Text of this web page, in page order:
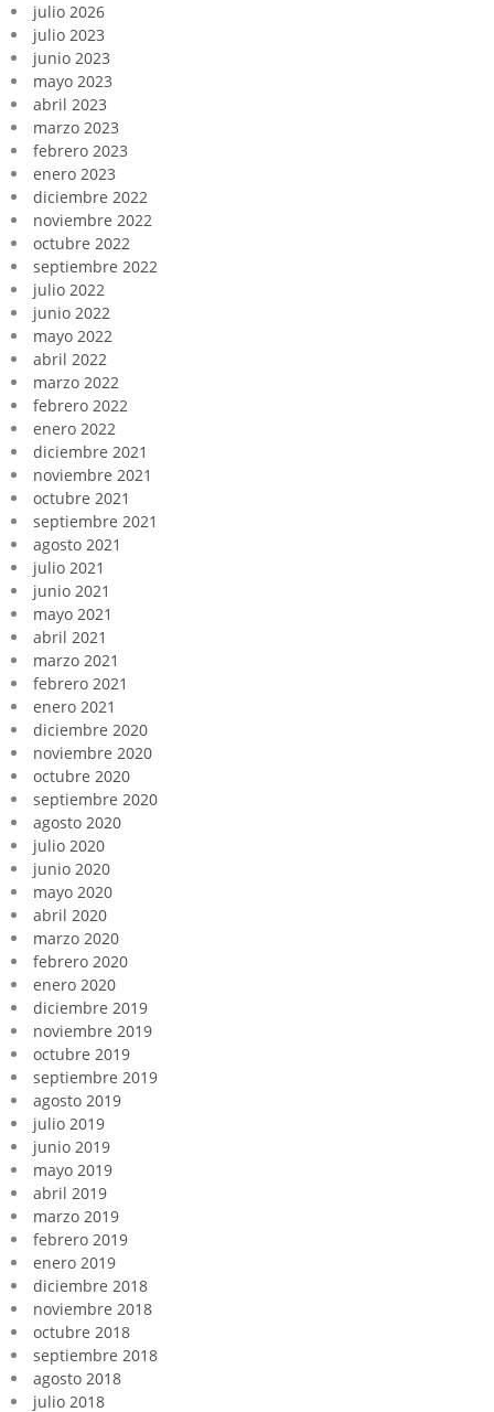
julio 2026
julio 2023
junio 2023
mayo 2023
abril 2023
marzo 2023
febrero 2023
enero 2023
diciembre 2022
noviembre 2022
octubre 2022
septiembre 2022
julio 2022
junio 2022
mayo 2022
abril 2022
marzo 2022
febrero 2022
enero 2022
diciembre 2021
noviembre 2021
octubre 2021
septiembre 2021
agosto 2021
julio 2021
junio 2021
mayo 2021
abril 2021
marzo 2021
febrero 2021
enero 2021
diciembre 2020
noviembre 2020
octubre 2020
septiembre 2020
agosto 2020
julio 2020
junio 2020
mayo 2020
abril 2020
marzo 2020
febrero 2020
enero 2020
diciembre 2019
noviembre 2019
octubre 2019
septiembre 2019
agosto 2019
julio 2019
junio 2019
mayo 2019
abril 2019
marzo 2019
febrero 2019
enero 2019
diciembre 2018
noviembre 2018
octubre 2018
septiembre 2018
agosto 2018
julio 2018